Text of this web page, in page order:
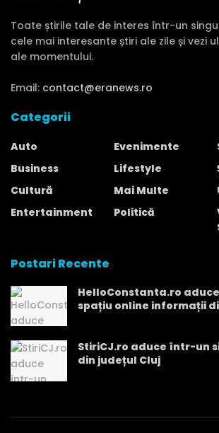
Toate știrile tale de interes într-un
cele mai interesante știri ale zile și vezi
ale momentului.
Email: contact@eranews.ro
Categorii
Auto
Business
Cultură
Entertainment
Evenimente
Lifestyle
Mai Multe
Politică
Postari Recente
HelloConstanta.ro
spațiu online informații
StiriCJ.ro aduce într-un
din județul Cluj